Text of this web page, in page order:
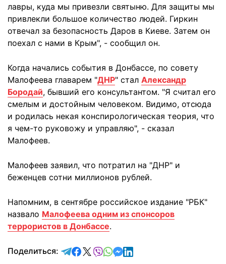
лавры, куда мы привезли святыню. Для защиты мы
привлекли большое количество людей. Гиркин
отвечал за безопасность Даров в Киеве. Затем он
поехал с нами в Крым", - сообщил он.
Когда начались события в Донбассе, по совету
Малофеева главарем "ДНР" стал Александр
Бородай, бывший его консультантом. "Я считал его
смелым и достойным человеком. Видимо, отсюда
и родилась некая конспирологическая теория, что
я чем-то руковожу и управляю", - сказал
Малофеев.
Малофеев заявил, что потратил на "ДНР" и
беженцев сотни миллионов рублей.
Напомним, в сентябре российское издание "РБК"
назвало Малофеева одним из спонсоров
террористов в Донбассе.
Поделиться: отправить в Telegram
поделиться в Facebook
поделиться в X
отправить в Viber
отправить в Whatsapp
отправить в Messenger
отправить в LinkedIn